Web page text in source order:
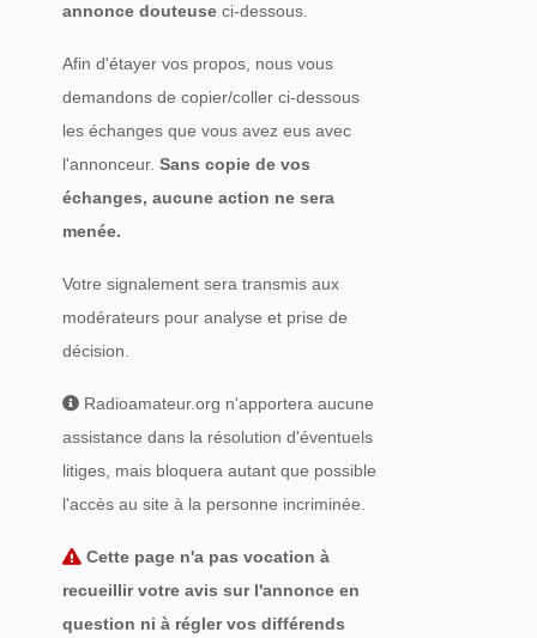
annonce douteuse ci-dessous.
Afin d'étayer vos propos, nous vous
demandons de copier/coller ci-dessous
les échanges que vous avez eus avec
l'annonceur.Sans copie de vos
échanges, aucune action ne sera
menée.
Votre signalement sera transmis aux
modérateurs pour analyse et prise de
décision.
Radioamateur.org n'apportera aucune
assistance dans la résolution d'éventuels
litiges, mais bloquera autant que possible
l'accès au site à la personne incriminée.
Cette page n'a pas vocation à
recueillir votre avis sur l'annonce en
question ni à régler vos différends